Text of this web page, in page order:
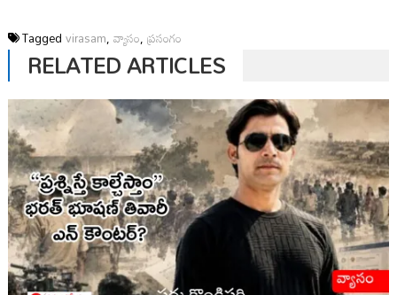
Taggedvirasam,వ్యాసం,ప్రసంగం
RELATED ARTICLES